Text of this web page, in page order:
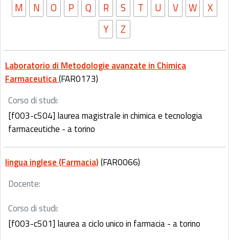
M
N O P Q R S T U V W
X
Y
Z
Laboratorio di Metodologie avanzate in Chimica
Farmaceutica(FAR0173)
Corso di studi:
[f003-c504] laurea magistrale in chimica e tecnologia
farmaceutiche - a torino
lingua inglese (Farmacia)(FAR0066)
Docente:
Corso di studi:
[f003-c501] laurea a ciclo unico in farmacia - a torino